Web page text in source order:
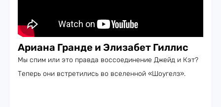
Ариана Гранде и Элизабет Гиллис
Мы спим или это правда воссоединение Джейд и Кэт?
Теперь они встретились во вселенной «Шоугелз».